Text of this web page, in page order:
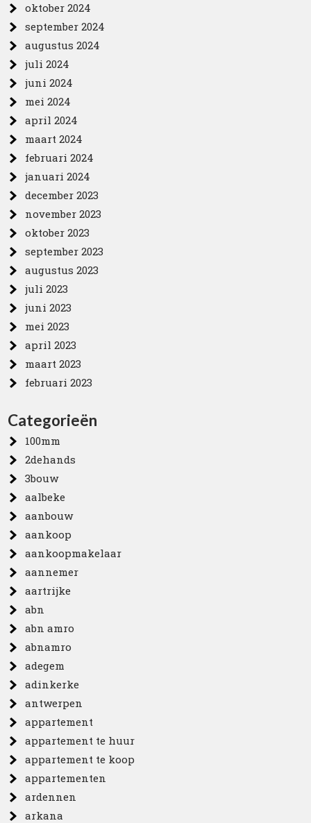
oktober 2024
september 2024
augustus 2024
juli 2024
juni 2024
mei 2024
april 2024
maart 2024
februari 2024
januari 2024
december 2023
november 2023
oktober 2023
september 2023
augustus 2023
juli 2023
juni 2023
mei 2023
april 2023
maart 2023
februari 2023
Categorieën
100mm
2dehands
3bouw
aalbeke
aanbouw
aankoop
aankoopmakelaar
aannemer
aartrijke
abn
abn amro
abnamro
adegem
adinkerke
antwerpen
appartement
appartement te huur
appartement te koop
appartementen
ardennen
arkana